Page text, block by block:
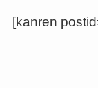
[kanren